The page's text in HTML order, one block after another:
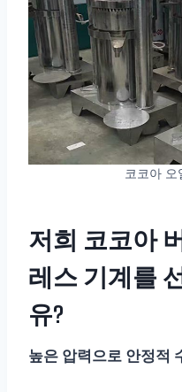
코코아 오
저희 코코아
레스 기계를
유?
높은 압력으로 안정적